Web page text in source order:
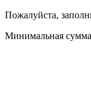
Пожалуйста,
Минимальная сумма